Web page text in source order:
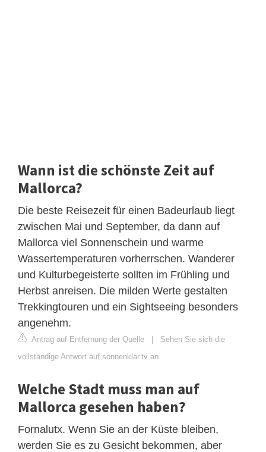
Wann ist die schönste Zeit auf
Mallorca?
Die beste Reisezeit für einen Badeurlaub liegt
zwischen Mai und September, da dann auf
Mallorca viel Sonnenschein und warme
Wassertemperaturen vorherrschen. Wanderer
und Kulturbegeisterte sollten im Frühling und
Herbst anreisen. Die milden Werte gestalten
Trekkingtouren und ein Sightseeing besonders
angenehm.
Antrag auf Entfernung der Quelle | Sehen Sie sich die
vollständige Antwort auf sonnenklar.tv an
Welche Stadt muss man auf
Mallorca gesehen haben?
Fornalutx. Wenn Sie an der Küste bleiben,
werden Sie es zu Gesicht bekommen, aber